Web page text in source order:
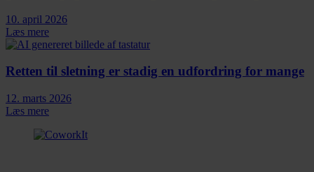
10. april 2026
Læs mere
Retten til sletning er stadig en udfordring for mange
12. marts 2026
Læs mere